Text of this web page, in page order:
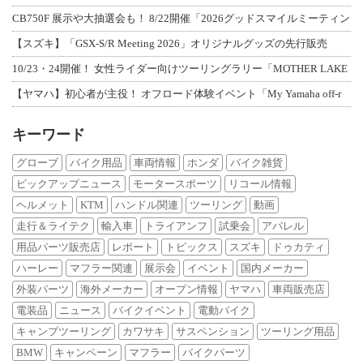
CB750F 展示や大抽選会も！ 8/22開催「2026グッドスマイルミーティン
【スズキ】「GSX-S/R Meeting 2026」オリジナルグッズの先行販売
10/23・24開催！ 女性ライダー向けツーリングラリー「MOTHER LAKE
【ヤマハ】初心者が主役！ オフロード体験イベント「My Yamaha off-r
キーワード
グローブ バイク用品 車両情報 ホンダ
バイク雑貨
ピックアップニュース
モータースポーツ
リコール情報
ヘルメット
KTM ハンドル関連 ツーリング
動画
走行＆ライテク
輸入車 トライアンフ 試乗会
アパレル
用品パーツ販売店
レポート トピックス スズキ
ドゥカティ
ハーレー
マフラー関連 展示会 イベント
国内メーカー
外装パーツ
海外メーカー オープン情報 ヤマハ
車両販売店
電装品
ニュース バイクイベント
電動バイク
キャンプツーリング
カワサキ サスペンション
ツーリング用品
BMW
キャンペーン マフラー バイクパーツ